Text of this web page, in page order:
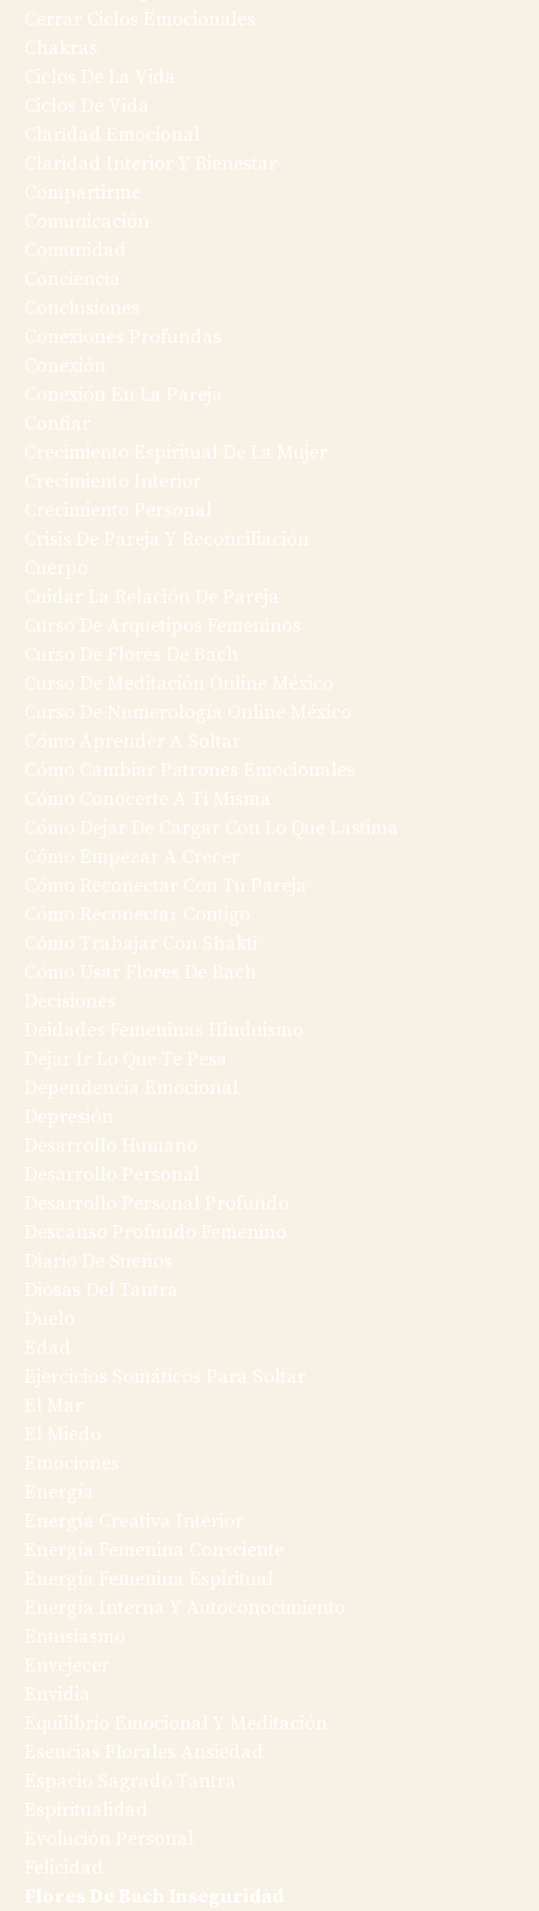
Cerrar Ciclos Emocionales
Chakras
Ciclos De La Vida
Ciclos De Vida
Claridad Emocional
Claridad Interior Y Bienestar
Compartirme
Comunicación
Comunidad
Conciencia
Conclusiones
Conexiones Profundas
Conexión
Conexión En La Pareja
Confiar
Crecimiento Espiritual De La Mujer
Crecimiento Interior
Crecimiento Personal
Crisis De Pareja Y Reconciliación
Cuerpo
Cuidar La Relación De Pareja
Curso De Arquetipos Femeninos
Curso De Flores De Bach
Curso De Meditación Online México
Curso De Numerología Online México
Cómo Aprender A Soltar
Cómo Cambiar Patrones Emocionales
Cómo Conocerte A Ti Misma
Cómo Dejar De Cargar Con Lo Que Lastima
Cómo Empezar A Crecer
Cómo Reconectar Con Tu Pareja
Cómo Reconectar Contigo
Cómo Trabajar Con Shakti
Cómo Usar Flores De Bach
Decisiones
Deidades Femeninas Hinduismo
Dejar Ir Lo Que Te Pesa
Dependencia Emocional
Depresión
Desarrollo Humano
Desarrollo Personal
Desarrollo Personal Profundo
Descanso Profundo Femenino
Diario De Sueños
Diosas Del Tantra
Duelo
Edad
Ejercicios Somáticos Para Soltar
El Mar
El Miedo
Emociones
Energía
Energía Creativa Interior
Energía Femenina Consciente
Energía Femenina Espiritual
Energía Interna Y Autoconocimiento
Entusiasmo
Envejecer
Envidia
Equilibrio Emocional Y Meditación
Esencias Florales Ansiedad
Espacio Sagrado Tantra
Espiritualidad
Evolución Personal
Felicidad
Flores De Bach Inseguridad